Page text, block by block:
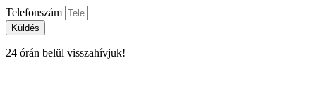
Telefonszám
Küldés
24 órán belül visszahívjuk!